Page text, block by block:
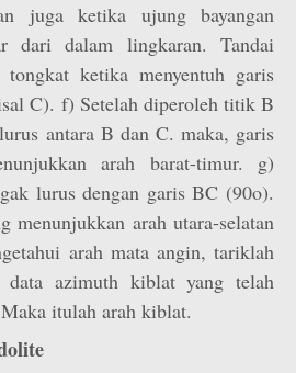
juga ketika ujung bayangan
dari dalam lingkaran. Tandai
tongkat ketika menyentuh garis
C). f) Setelah diperoleh titik B
antara B dan C. maka, garis
arah barat-timur. g)
lurus dengan garis BC (90o).
menunjukkan arah utara-selatan
arah mata angin, tariklah
data azimuth kiblat yang telah
itulah arah kiblat.